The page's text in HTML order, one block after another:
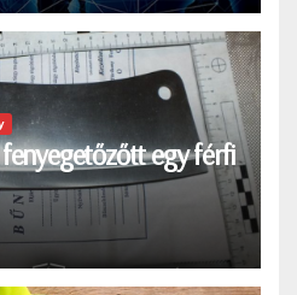
egy férfi